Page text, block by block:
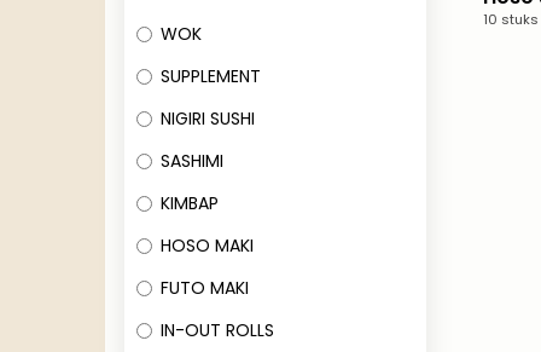
WOK
SUPPLEMENT
NIGIRI SUSHI
SASHIMI
KIMBAP
HOSO MAKI
FUTO MAKI
IN-OUT ROLLS
10 stuks